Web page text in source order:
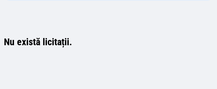
Nu există licitații.